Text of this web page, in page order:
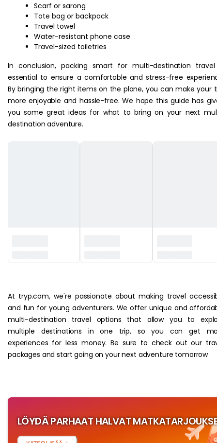
Scarf or sarong
Tote bag or backpack
Travel towel
Water-resistant phone case
Travel-sized toiletries
In conclusion, packing smart for multi-destination
essential to ensure a comfortable and stress-free
By bringing the right items on the plane, you can make your
more enjoyable and hassle-free. We hope this guide has
you some great ideas for what to bring on your next
destination adventure.
At tryp.com, we're passionate about making travel
and fun for young adventurers. We offer unique and
multi-destination travel options that allow you to
multiple destinations in one trip, so you can get
experiences for less money. Be sure to check out our
packages and start going on your next adventure tomorrow
LÖYDÄ PARHAAT HALVAT